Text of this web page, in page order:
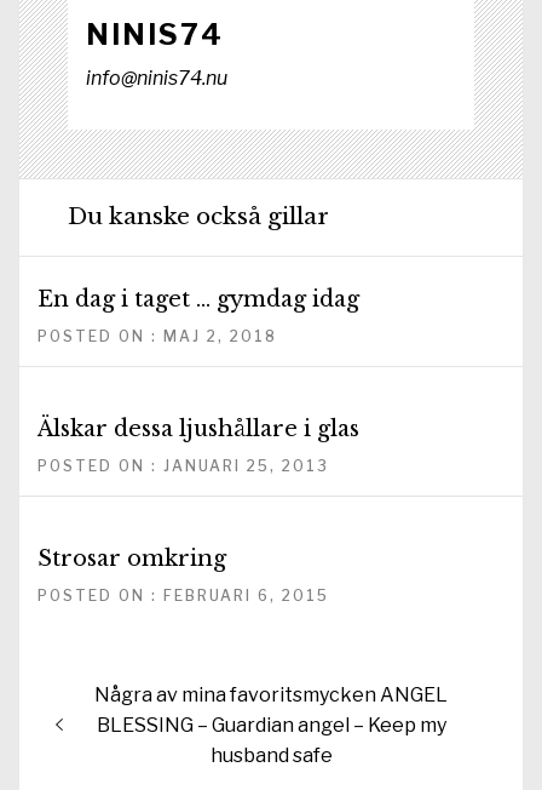
NINIS74
info@ninis74.nu
Du kanske också gillar
En dag i taget … gymdag idag
POSTED ON : MAJ 2, 2018
Älskar dessa ljushållare i glas
POSTED ON : JANUARI 25, 2013
Strosar omkring
POSTED ON : FEBRUARI 6, 2015
Inläggsnavigering
Föregående
inlägg:
Några av mina favoritsmycken ANGEL
BLESSING – Guardian angel – Keep my
husband safe